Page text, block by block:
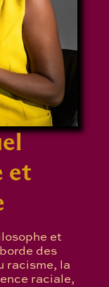
et
et
des
racisme, la
raciale,